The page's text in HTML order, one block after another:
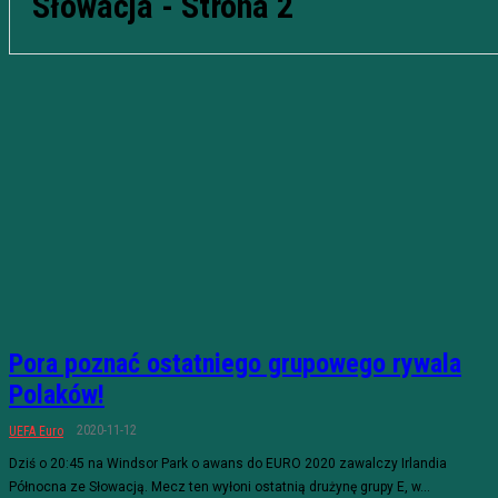
Pora poznać ostatniego grupowego rywala
Polaków!
UEFA Euro 2020-11-12
Dziś o 20:45 na Windsor Park o awans do EURO 2020 zawalczy Irlandia
Północna ze Słowacją. Mecz ten wyłoni ostatnią drużynę grupy E, w...